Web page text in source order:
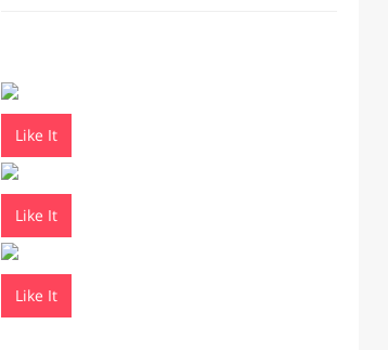
Like It
Like It
Like It